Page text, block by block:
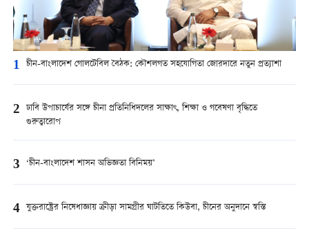
1 চীন-বাংলাদেশ গোলটেবিল বৈঠক: কৌশলগত সহযোগিতা জোরদারে নতুন প্রত্যাশা
2 ঢাবি উপাচার্যের সঙ্গে চীনা প্রতিনিধিদলের সাক্ষাৎ, শিক্ষা ও গবেষণা বৃদ্ধিতে
গুরুত্বারোপ
3 ‘চীন-বাংলাদেশ শাসন অভিজ্ঞতা বিনিময়’
4 যুক্তরাষ্ট্রের নিষেধাজ্ঞায় ক্রীড়া সামগ্রীর ঘাটতিতে কিউবা, চীনের অনুদানে স্বস্তি